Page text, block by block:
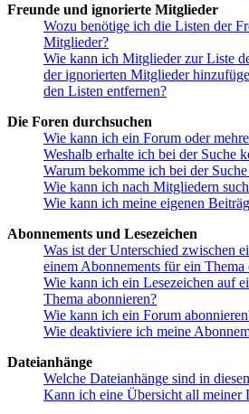
Freunde und ignorierte Mitglieder
Wozu benötige ich die Listen der
Mitglieder?
Wie kann ich Mitglieder zur Liste
der ignorierten Mitglieder
den Listen entfernen?
Die Foren durchsuchen
Wie kann ich ein Forum oder
Weshalb erhalte ich bei der Suche
Warum bekomme ich bei der
Wie kann ich nach Mitgliedern
Wie kann ich meine eigenen
Abonnements und Lesezeichen
Was ist der Unterschied zwischen
einem Abonnements für ein Thema
Wie kann ich ein Lesezeichen auf
Thema abonnieren?
Wie kann ich ein Forum
Wie deaktiviere ich meine
Dateianhänge
Welche Dateianhänge sind in
Kann ich eine Übersicht all meiner